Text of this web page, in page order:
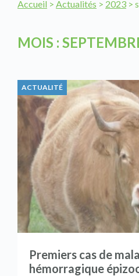
Accueil > Actualités > 2023 >
MOIS :
ACTUALITÉ
Premiers cas de
hémorragique